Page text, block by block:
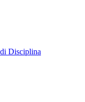
Disciplina